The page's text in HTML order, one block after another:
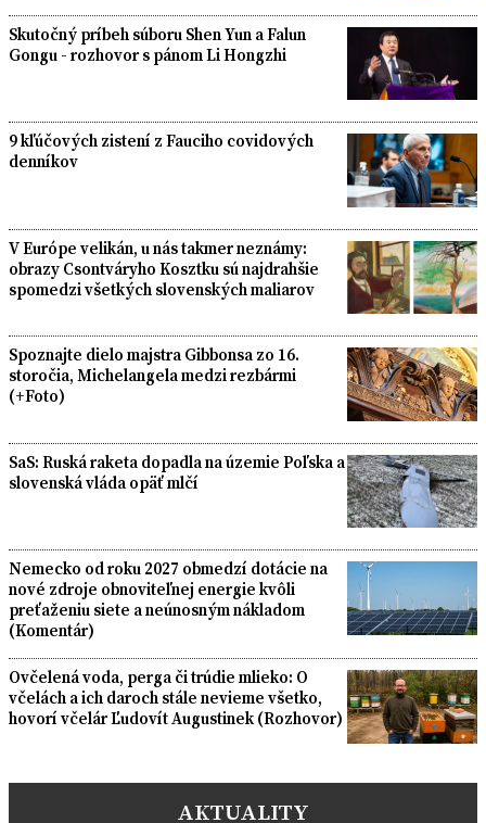
Skutočný príbeh súboru Shen Yun a Falun
Gongu - rozhovor s pánom Li Hongzhi
9 kľúčových zistení z Fauciho covidových
denníkov
V Európe velikán, u nás takmer neznámy:
obrazy Csontváryho Kosztku sú najdrahšie
spomedzi všetkých slovenských maliarov
Spoznajte dielo majstra Gibbonsa zo 16.
storočia, Michelangela medzi rezbármi
(+Foto)
SaS: Ruská raketa dopadla na územie Poľska a
slovenská vláda opäť mlčí
Nemecko od roku 2027 obmedzí dotácie na
nové zdroje obnoviteľnej energie kvôli
preťaženiu siete a neúnosným nákladom
(Komentár)
Ovčelená voda, perga či trúdie mlieko: O
včelách a ich daroch stále nevieme všetko,
hovorí včelár Ľudovít Augustinek (Rozhovor)
AKTUALITY